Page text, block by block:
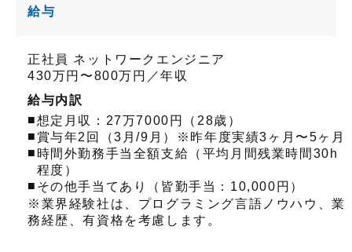
給与
正社員 ネットワークエンジニア
430万円〜800万円／年収
給与内訳
■想定月収：27万7000円（28歳）
■ 賞与年2回（3月/9月）※昨年度実績3ヶ月〜5ヶ月
■ 時間外勤務手当全額支給（平均月間残業時間30h
程度）
■ その他手当てあり（皆勤手当：10,000円）
※業界経験社は、プログラミング言語ノウハウ、業
務経歴、有資格を考慮します。